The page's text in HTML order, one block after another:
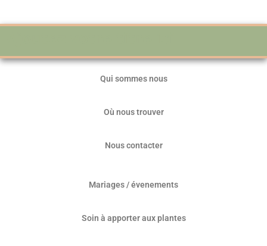
Qui sommes nous
Où nous trouver
Nous contacter
Mariages / évenements
Soin à apporter aux plantes